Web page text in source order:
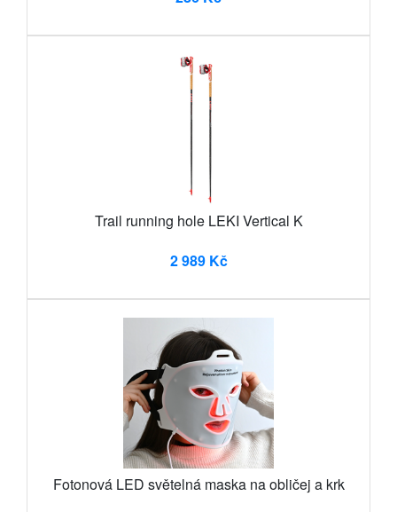
Trail running hole LEKI Vertical K
2 989 Kč
Fotonová LED světelná maska na obličej a krk